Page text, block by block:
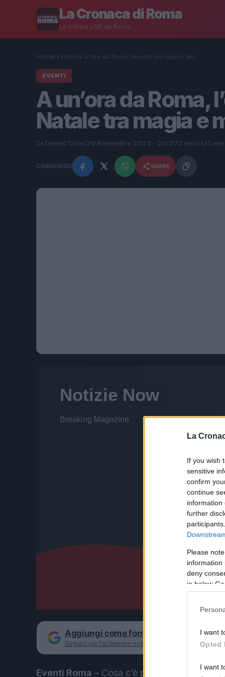
La
If you wish
sensitive
confirm
continue
information
further
Please
information
deny
in below
I want
Opted
I want
La Cronaca di Roma
Le notizie LIVE da Roma
Home› Eventi› A un’ora da Roma, l’evento più oscuro del…
EVENTI
A un’ora da Roma,
Natale tra magia e
Di Daniel Chini20 Novembre 2023 - 20:073 anni fa 1
CONDIVIDI SHARE
Aggiungi come fonte preferita su
Seguici più facilmente nelle notizie consigliate
Eventi Roma – Cosa c’è più bello del